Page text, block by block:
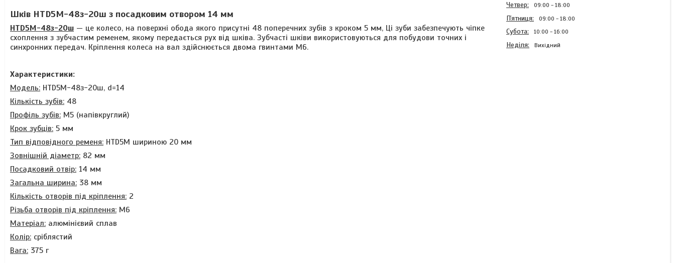
Шків HTD5M-48з-20ш з посадковим отвором 14 мм
HTD5M-48з-20ш — це колесо, на поверхні обода якого присутні 48 поперечних зубів з кроком 5 мм, Ці зуби забезпечують чіпке
схоплення з зубчастим ременем, якому передається рух від шківа. Зубчасті шківи використовуються для побудови точних і
синхронних передач. Кріплення колеса на вал здійснюється двома гвинтами M6.
Характеристики:
Модель: HTD5M-48з-20ш, d=14
Кількість зубів: 48
Профіль зубів: М5 (напівкруглий)
Крок зубців: 5 мм
Тип відповідного ременя: HTD5M шириною 20 мм
Зовнішній діаметр: 82 мм
Посадковий отвір: 14 мм
Загальна ширина: 38 мм
Кількість отворів під кріплення: 2
Різьба отворів під кріплення: М6
Матеріал: алюмінієвий сплав
Колір: сріблястий
Вага: 375 г
Четвер 09:00 18:00
Пʼятниця 09:00 18:00
Субота 10:00 16:00
Неділя Вихідний